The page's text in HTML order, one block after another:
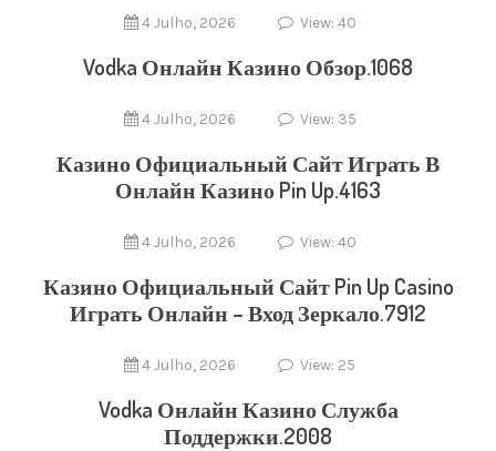
4 Julho, 2026 View: 40
Vodka Онлайн Казино Обзор.1068
4 Julho, 2026 View: 35
Казино Официальный Сайт Играть В
Онлайн Казино Pin Up.4163
4 Julho, 2026 View: 40
Казино Официальный Сайт Pin Up Casino
Играть Онлайн – Вход Зеркало.7912
4 Julho, 2026 View: 25
Vodka Онлайн Казино Служба
Поддержки.2008